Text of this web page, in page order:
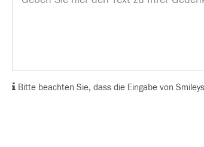
Bitte beachten Sie, dass die Eingabe von